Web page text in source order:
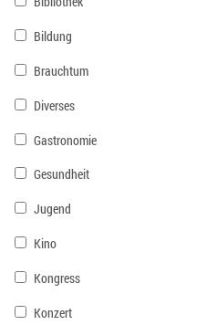
Bildung
Brauchtum
Diverses
Gastronomie
Gesundheit
Jugend
Kino
Kongress
Konzert